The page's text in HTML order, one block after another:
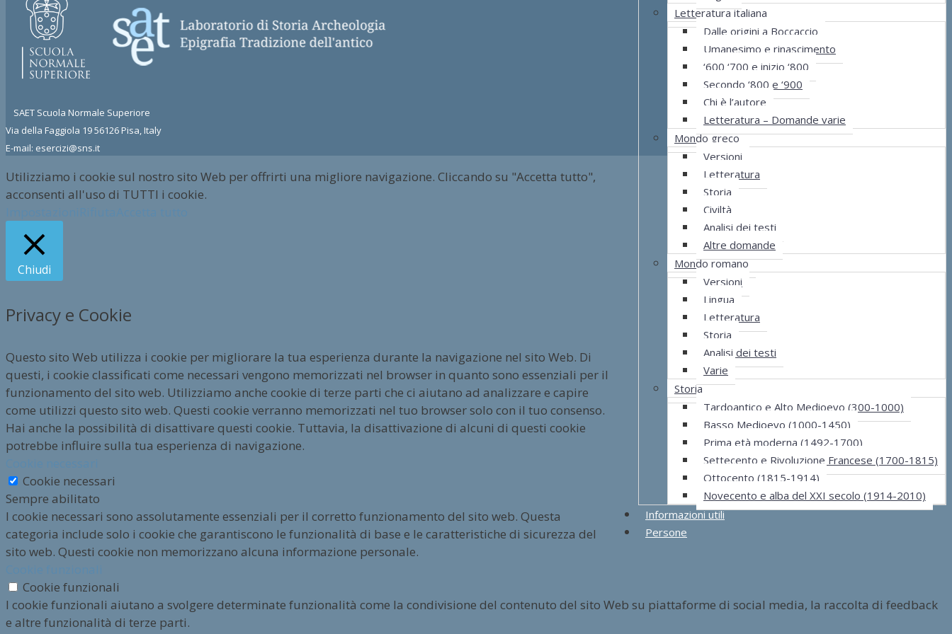
Letteratura italiana
Dalle origini a Boccaccio
Umanesimo e rinascimento
‘600 ‘700 e inizio ‘800
Secondo ‘800 e ‘900
Chi è l’autore
Letteratura – Domande varie
Mondo greco
Versioni
Letteratura
Storia
Civiltà
Analisi dei testi
Altre domande
Mondo romano
Versioni
Lingua
Letteratura
Storia
Analisi dei testi
Varie
Storia
Tardoantico e Alto Medioevo (300-1000)
Basso Medioevo (1000-1450)
Prima età moderna (1492-1700)
Settecento e Rivoluzione Francese (1700-1815)
Ottocento (1815-1914)
Novecento e alba del XXI secolo (1914-2010)
Informazioni utili
Persone
SAET Scuola Normale Superiore
Via della Faggiola 19 56126 Pisa, Italy
E-mail: esercizi@sns.it
Utilizziamo i cookie sul nostro sito Web per offrirti una migliore navigazione. Cliccando su "Accetta tutto",
acconsenti all'uso di TUTTI i cookie.
Chiudi
Privacy e Cookie
Questo sito Web utilizza i cookie per migliorare la tua esperienza durante la navigazione nel sito Web. Di
questi, i cookie classificati come necessari vengono memorizzati nel browser in quanto sono essenziali per il
funzionamento del sito web. Utilizziamo anche cookie di terze parti che ci aiutano ad analizzare e capire
come utilizzi questo sito web. Questi cookie verranno memorizzati nel tuo browser solo con il tuo consenso.
Hai anche la possibilità di disattivare questi cookie. Tuttavia, la disattivazione di alcuni di questi cookie
potrebbe influire sulla tua esperienza di navigazione.
Cookie necessari
Sempre abilitato
I cookie necessari sono assolutamente essenziali per il corretto funzionamento del sito web. Questa
categoria include solo i cookie che garantiscono le funzionalità di base e le caratteristiche di sicurezza del
sito web. Questi cookie non memorizzano alcuna informazione personale.
Cookie funzionali
I cookie funzionali aiutano a svolgere determinate funzionalità come la condivisione del contenuto del sito Web su piattaforme di social media, la raccolta di feedback
e altre funzionalità di terze parti.